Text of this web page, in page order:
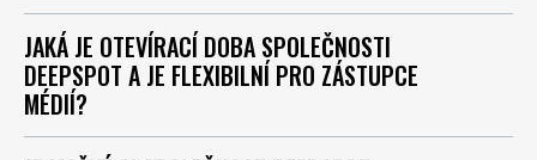
JAKÁ JE OTEVÍRACÍ DOBA SPOLEČNOSTI
DEEPSPOT A JE FLEXIBILNÍ PRO ZÁSTUPCE
MÉDIÍ?